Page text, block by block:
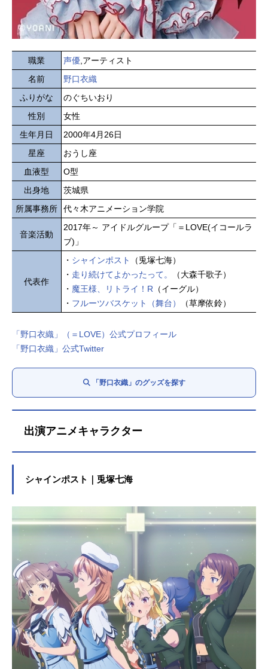
職業 声優 ,アーティスト
名前
野口衣織
ふりがな
のぐちいおり
性別
女性
生年月日
2000年4月26日
星座
おうし座
血液型
O型
出身地
茨城県
所属事務所
代々木アニメーション学院
音楽活動
2017年～ アイドルグループ「＝LOVE(イコールラ
ブ)」
代表作
・ シャインポスト
（兎塚七海）
・ 走り続けてよかったって。
（大森千歌子）
・ 魔王様、リトライ！R （イーグル）
・ フルーツバスケット（舞台） （草摩依鈴）
「野口衣織」（＝LOVE）公式プロフィール
「野口衣織」公式Twitter
「野口衣織」のグッズを探す
出演アニメキャラクター
シャインポスト｜兎塚七海